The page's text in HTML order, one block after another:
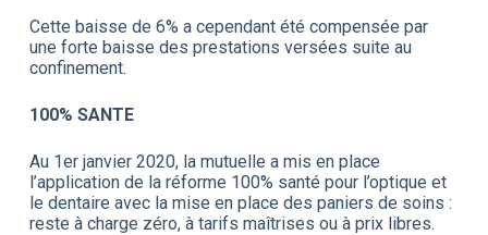
Cette baisse de 6% a cependant été compensée par
une forte baisse des prestations versées suite au
confinement.
100% SANTE
Au 1er janvier 2020, la mutuelle a mis en place
l’application de la réforme 100% santé pour l’optique et
le dentaire avec la mise en place des paniers de soins :
reste à charge zéro, à tarifs maîtrises ou à prix libres.